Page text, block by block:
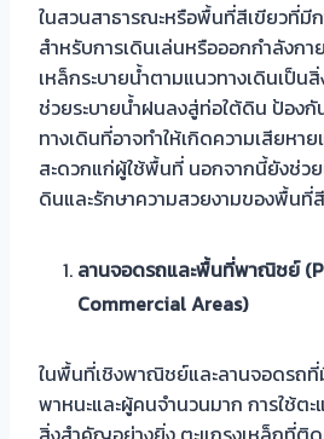
ในสวนสาธารณะหรือพื้นที่สีเขียวที่มี
สำหรับการเดินเล่นหรือออกกำลังก
เหล็กระบายน้ำตามแนวทางเดินเป็น
ช่วยระบายน้ำฝนลงสู่ท่อใต้ดิน ป้อง
ทางเดินที่อาจทำให้เกิดความเสียหา
สะดวกแก่ผู้ใช้พื้นที่ นอกจากนี้ยังช่ว
ดินและรักษาความสวยงามของพื้นที่
ลานจอดรถและพื้นที่พาณิชย์
Commercial Areas)
ในพื้นที่เชิงพาณิชย์และลานจอดรถ
พาหนะและผู้คนจำนวนมาก การใช้ตะ